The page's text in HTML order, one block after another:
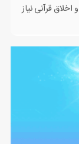
قرآنی نیاز